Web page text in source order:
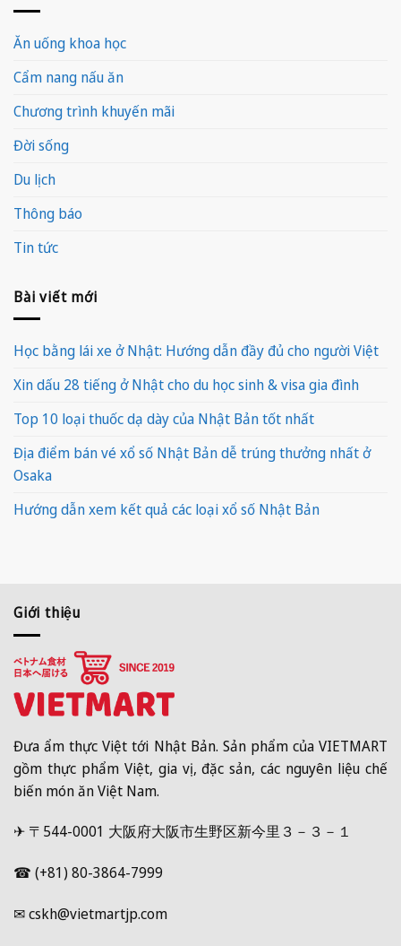
Ăn uống khoa học
Cẩm nang nấu ăn
Chương trình khuyến mãi
Đời sống
Du lịch
Thông báo
Tin tức
Bài viết mới
Học bằng lái xe ở Nhật: Hướng dẫn đầy đủ cho người Việt
Xin dấu 28 tiếng ở Nhật cho du học sinh & visa gia đình
Top 10 loại thuốc dạ dày của Nhật Bản tốt nhất
Địa điểm bán vé xổ số Nhật Bản dễ trúng thưởng nhất ở
Osaka
Hướng dẫn xem kết quả các loại xổ số Nhật Bản
Giới thiệu
Đưa ẩm thực Việt tới Nhật Bản. Sản phẩm của VIETMART
gồm thực phẩm Việt, gia vị, đặc sản, các nguyên liệu chế
biến món ăn Việt Nam.
✈ 〒544-0001 大阪府大阪市生野区新今里３－３－１
☎ (+81) 80-3864-7999
✉ cskh@vietmartjp.com